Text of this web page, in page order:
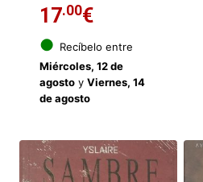
17.00€
● Recíbelo entre
Miércoles, 12 de
agostoy Viernes, 14
de agosto